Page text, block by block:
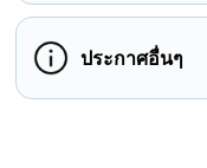
ประกาศอื่นๆ